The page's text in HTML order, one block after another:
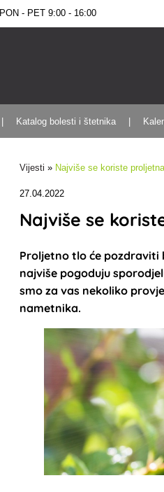
- PET 9:00 - 16:00
Katalog bolesti i štetnika
Vijesti » Najviše se koriste
27.04.2022
Najviše se
Proljetno tlo će pozdraviti
najviše pogoduju
smo za vas nekoliko
nametnika.